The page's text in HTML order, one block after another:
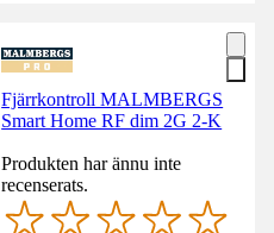
Fjärrkontroll MALMBERGS
Smart Home RF dim 2G 2-K
Produkten har ännu inte
recenserats.